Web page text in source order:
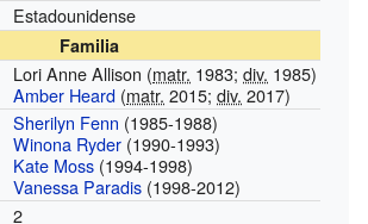
Estadounidense
Familia
Lori Anne Allison (matr. 1983;div. 1985)
Amber Heard (matr. 2015;div. 2017)
Sherilyn Fenn (1985-1988)
Winona Ryder (1990-1993)
Kate Moss (1994-1998)
Vanessa Paradis (1998-2012)
2